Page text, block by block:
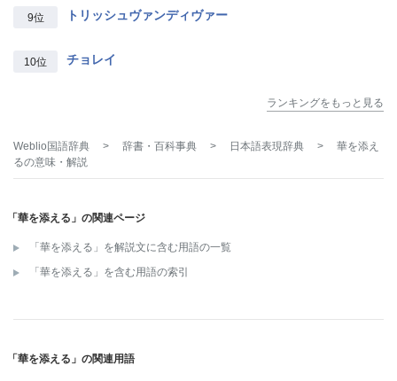
9位 トリッシュヴァンディヴァー
10位 チョレイ
ランキングをもっと見る
Weblio国語辞典 > 辞書・百科事典 > 日本語表現辞典 >
華を添え
るの意味・解説
「華を添える」の関連ページ
「華を添える」を解説文に含む用語の一覧
「華を添える」を含む用語の索引
「華を添える」の関連用語